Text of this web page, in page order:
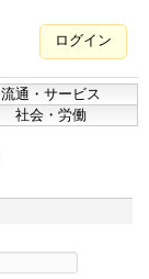
ログイン
流通・サービス
社会・労働